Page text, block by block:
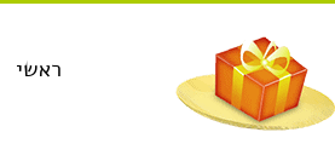
ראשי